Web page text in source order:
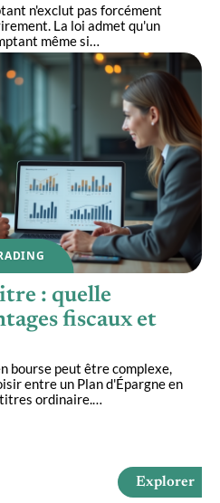
n'exclut pas forcément
La loi admet qu'un
même si
: quelle
fiscaux et
bourse peut être complexe,
entre un Plan d'Épargne en
ordinaire.…
Explorer